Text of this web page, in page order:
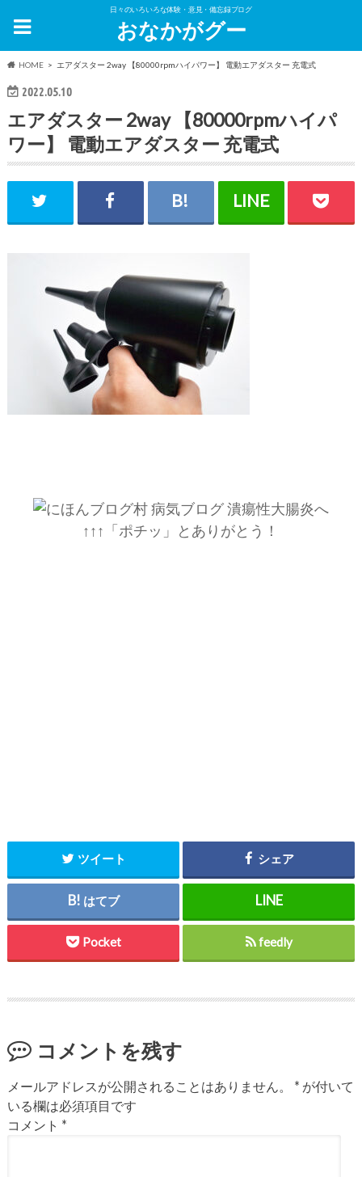
日々のいろいろな体験・意見・備忘録ブログ
おなかがグー
HOME エアダスター 2way 【80000rpmハイパワー】 電動エアダスター 充電式
2022.05.10
エアダスター 2way 【80000rpmハイパ
ワー】 電動エアダスター 充電式
↑↑↑「ポチッ」とありがとう！
ツイート シェア
はてブ
Pocket feedly
コメントを残す
メールアドレスが公開されることはありません。 * が付いて
いる欄は必須項目です
コメント *